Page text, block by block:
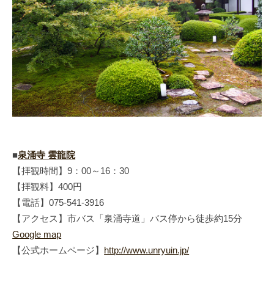
■泉涌寺 雲龍院
【拝観時間】9：00～16：30
【拝観料】400円
【電話】075-541-3916
【アクセス】市バス「泉涌寺道」バス停から徒歩約15分
Google map
【公式ホームページ】 http://www.unryuin.jp/